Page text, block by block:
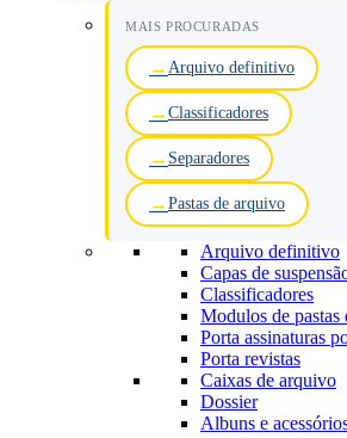
MAIS PROCURADAS
Arquivo definitivo
Classificadores
Separadores
Pastas de arquivo
Arquivo definitivo
Capas de
Classificadores
Modulos de pastas
Porta assinaturas
Porta revistas
Caixas de arquivo
Dossier
Albuns e